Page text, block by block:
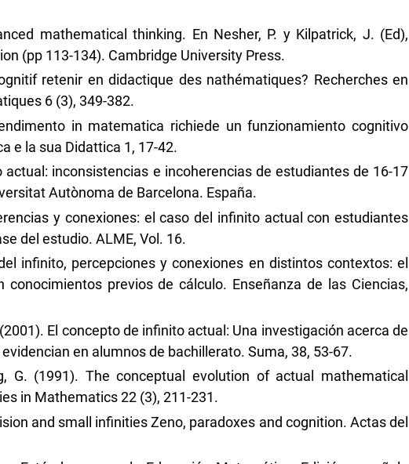
mathematical thinking. En Nesher, P. y Kilpatrick, J. (Ed),
(pp 113-134). Cambridge University Press.
retenir en didactique des nathématiques? Recherches en
6 (3), 349-382.
in matematica richiede un funzionamiento cognitivo
e la sua Didattica 1, 17-42.
actual: inconsistencias e incoherencias de estudiantes de 16-17
Autònoma de Barcelona. España.
y conexiones: el caso del infinito actual con estudiantes
del estudio. ALME, Vol. 16.
infinito, percepciones y conexiones en distintos contextos: el
conocimientos previos de cálculo. Enseñanza de las Ciencias,
El concepto de infinito actual: Una investigación acerca de
en alumnos de bachillerato. Suma, 38, 53-67.
G. (1991). The conceptual evolution of actual mathematical
in Mathematics 22 (3), 211-231.
and small infinities Zeno, paradoxes and cognition. Actas del